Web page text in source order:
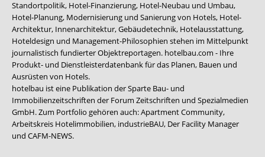
Standortpolitik, Hotel-Finanzierung, Hotel-Neubau und Umbau,
Hotel-Planung, Modernisierung und Sanierung von Hotels, Hotel-
Architektur, Innenarchitektur, Gebäudetechnik, Hotelausstattung,
Hoteldesign und Management-Philosophien stehen im Mittelpunkt
journalistisch fundierter Objektreportagen. hotelbau.com - Ihre
Produkt- und Dienstleisterdatenbank für das Planen, Bauen und
Ausrüsten von Hotels.
hotelbau ist eine Publikation der Sparte Bau- und
Immobilienzeitschriften der Forum Zeitschriften und Spezialmedien
GmbH. Zum Portfolio gehören auch:Apartment Community,
Arbeitskreis Hotelimmobilien, industrieBAU, Der Facility Manager
und CAFM-NEWS.